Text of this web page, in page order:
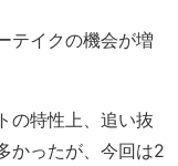
テイクの機会が増
の特性上、追い抜
かったが、今回は2